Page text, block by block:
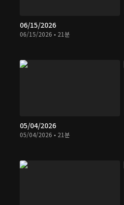
06/15/2026
06/15/2026 • 21분
05/04/2026
05/04/2026 • 21분